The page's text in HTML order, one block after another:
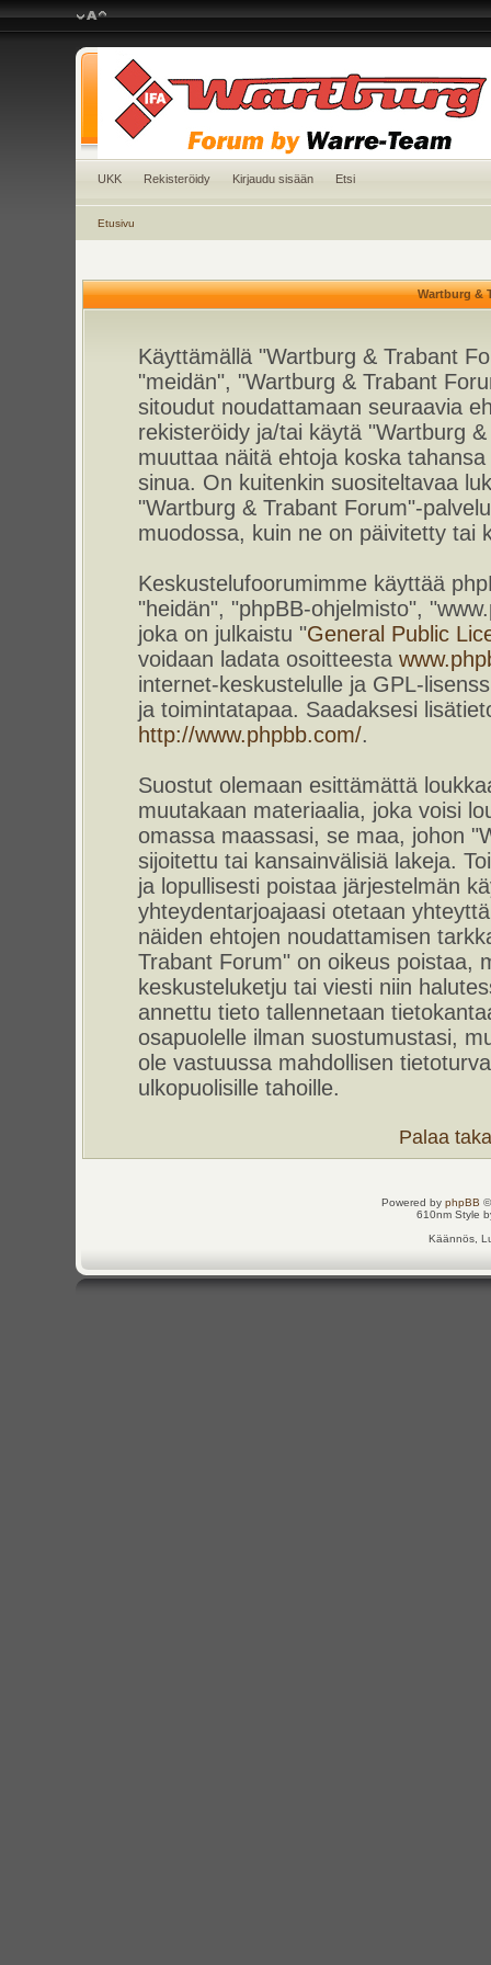
UKK Rekisteröidy Kirjaudu sisään Etsi
Etusivu
Wartburg &
Käyttämällä "Wartburg & Trabant
"meidän", "Wartburg & Trabant
sitoudut noudattamaan seuraavia
rekisteröidy ja/tai käytä "Wartburg
muuttaa näitä ehtoja koska
sinua. On kuitenkin suositeltavaa
"Wartburg & Trabant Forum"-
muodossa, kuin ne on päivitetty tai
Keskustelufoorumimme käyttää
"heidän", "phpBB-ohjelmisto",
joka on julkaistu "General Public
voidaan ladata osoitteesta
internet-keskustelulle ja GPL-
ja toimintatapaa. Saadaksesi
http://www.phpbb.com/.
Suostut olemaan esittämättä
muutakaan materiaalia, joka voisi
omassa maassasi, se maa, johon
sijoitettu tai kansainvälisiä lakeja.
ja lopullisesti poistaa järjestelmän
yhteydentarjoajaasi otetaan
näiden ehtojen noudattamisen
Trabant Forum" on oikeus poistaa,
keskusteluketju tai viesti niin
annettu tieto tallennetaan
osapuolelle ilman suostumustasi,
ole vastuussa mahdollisen
ulkopuolisille tahoille.
Palaa
Powered by phpBB
610nm Style
Käännös,